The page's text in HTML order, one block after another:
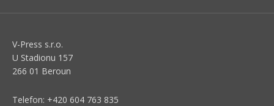
V-Press s.r.o.
U Stadionu 157
266 01 Beroun
Telefon: +420 604 763 835